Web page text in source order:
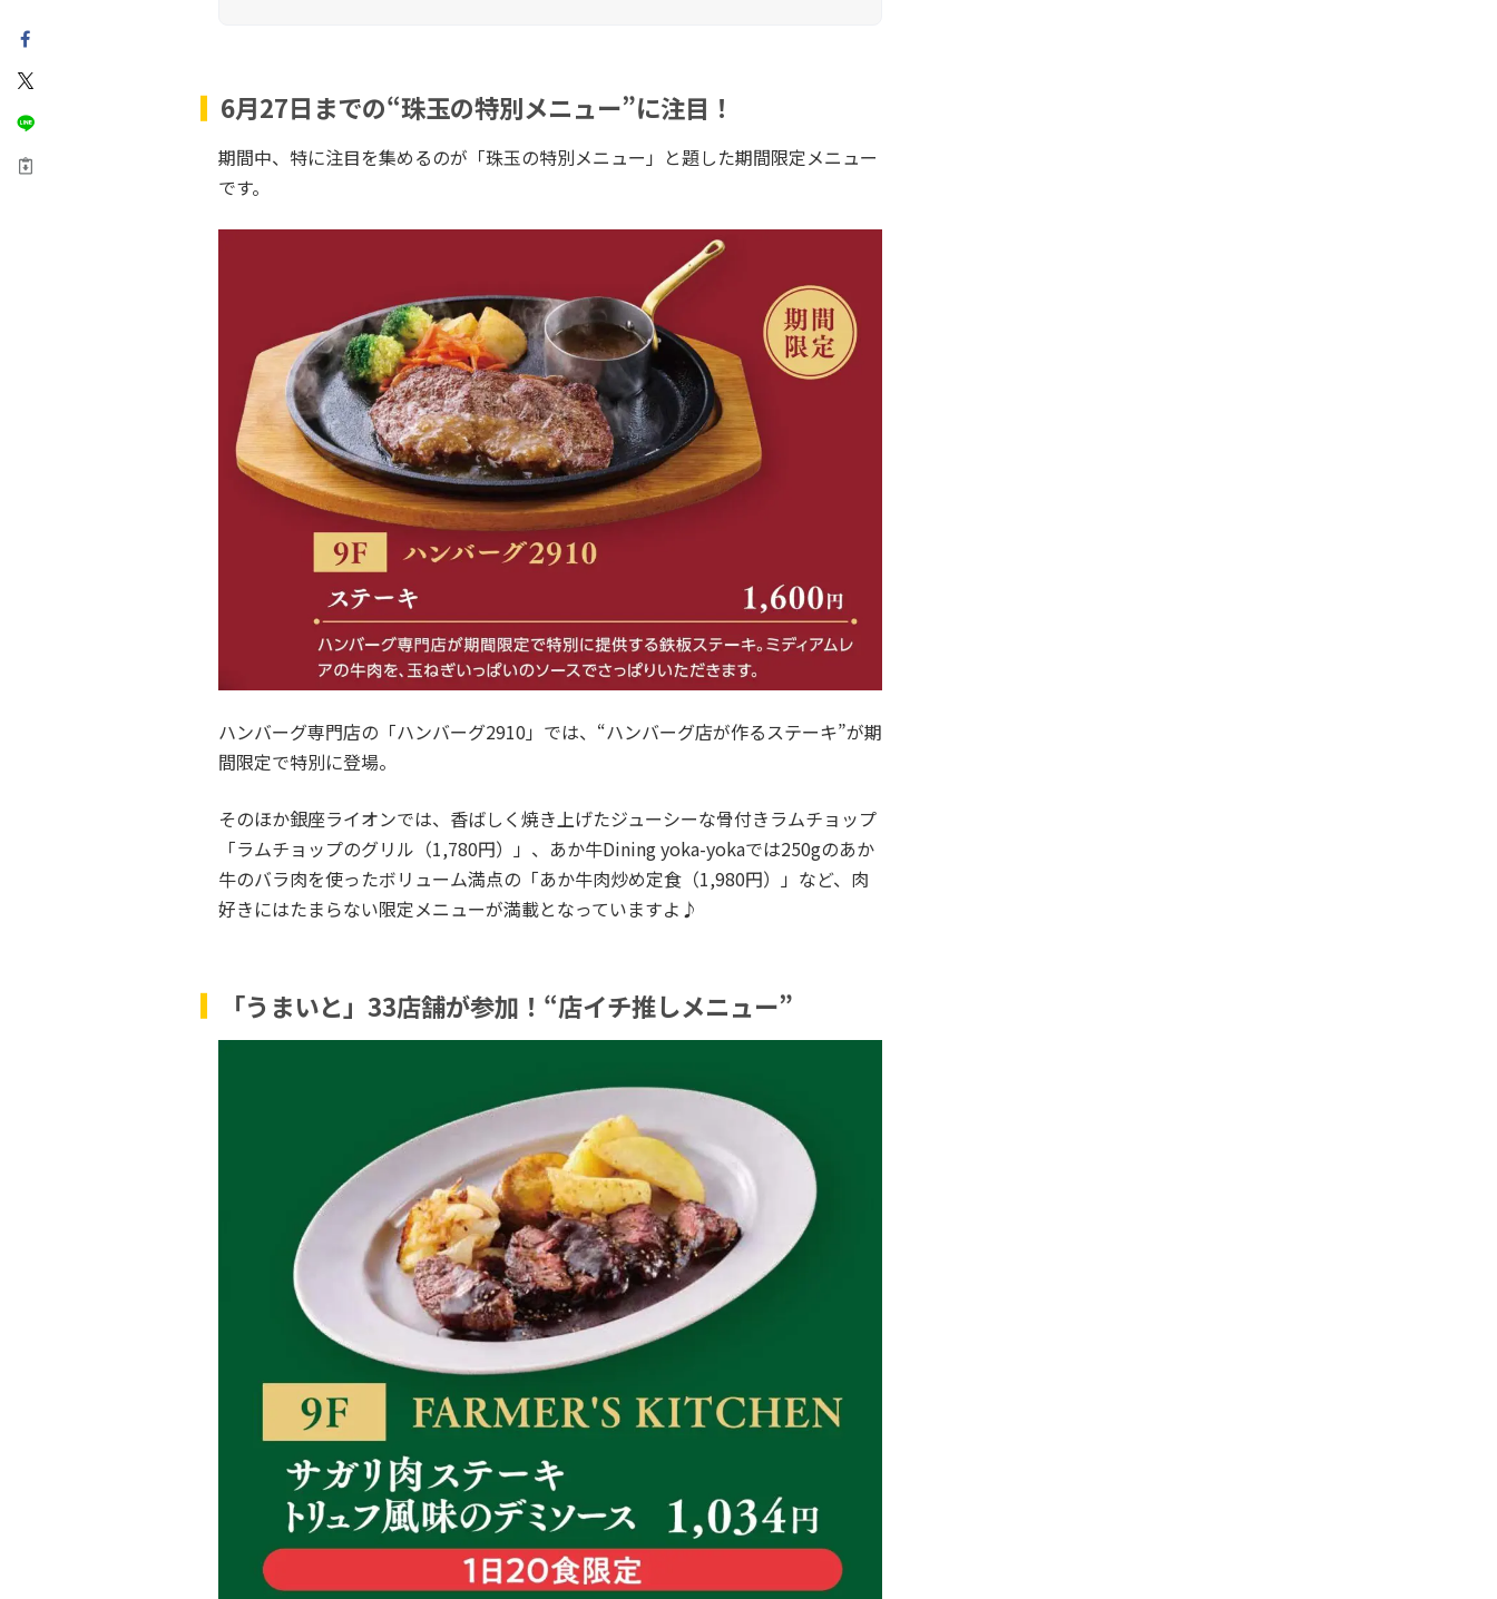
6月27日までの“珠玉の特別メニュー”に注目！
期間中、特に注目を集めるのが「珠玉の特別メニュー」と題した期間限定メニュー
です。
ハンバーグ専門店の「ハンバーグ2910」では、“ハンバーグ店が作るステーキ”が期
間限定で特別に登場。
そのほか銀座ライオンでは、香ばしく焼き上げたジューシーな骨付きラムチョップ
「ラムチョップのグリル（1,780円）」、あか牛Dining yoka-yokaでは250gのあか
牛のバラ肉を使ったボリューム満点の「あか牛肉炒め定食（1,980円）」など、肉
好きにはたまらない限定メニューが満載となっていますよ♪
「うまいと」33店舗が参加！“店イチ推しメニュー”